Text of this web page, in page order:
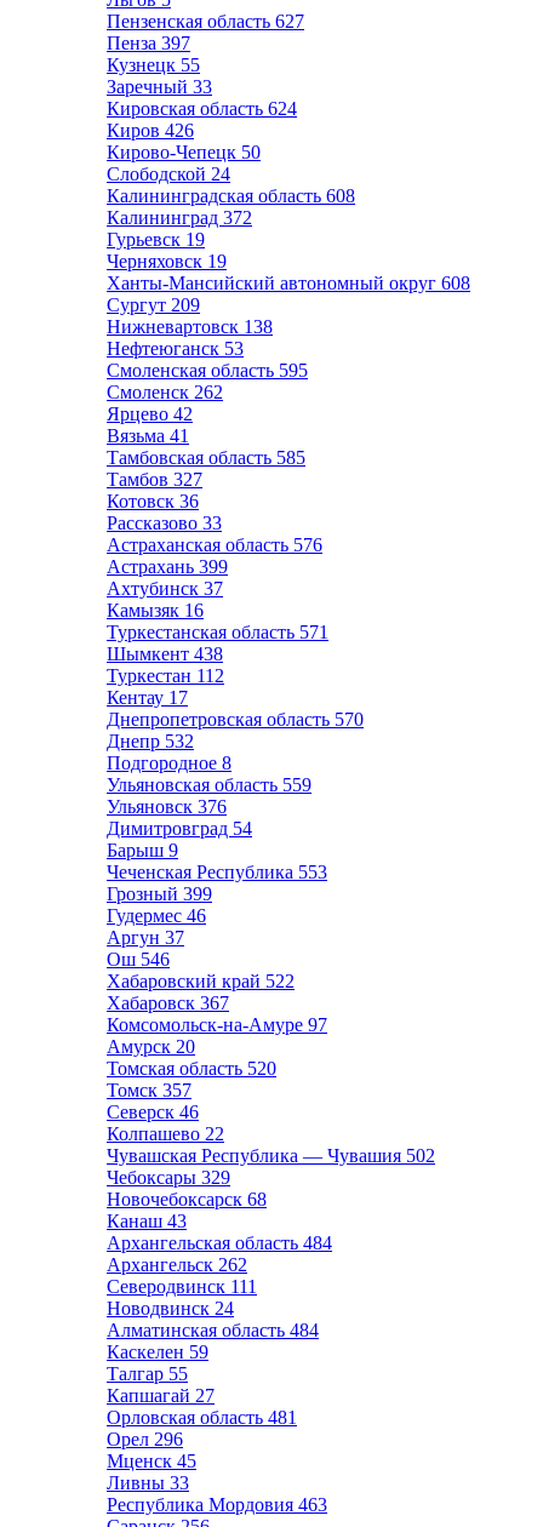
Пензенская область 627
Пенза 397
Кузнецк 55
Заречный 33
Кировская область 624
Киров 426
Кирово-Чепецк 50
Слободской 24
Калининградская область 608
Калининград 372
Гурьевск 19
Черняховск 19
Ханты-Мансийский автономный округ 608
Сургут 209
Нижневартовск 138
Нефтеюганск 53
Смоленская область 595
Смоленск 262
Ярцево 42
Вязьма 41
Тамбовская область 585
Тамбов 327
Котовск 36
Рассказово 33
Астраханская область 576
Астрахань 399
Ахтубинск 37
Камызяк 16
Туркестанская область 571
Шымкент 438
Туркестан 112
Кентау 17
Днепропетровская область 570
Днепр 532
Подгородное 8
Ульяновская область 559
Ульяновск 376
Димитровград 54
Барыш 9
Чеченская Республика 553
Грозный 399
Гудермес 46
Аргун 37
Ош 546
Хабаровский край 522
Хабаровск 367
Комсомольск-на-Амуре 97
Амурск 20
Томская область 520
Томск 357
Северск 46
Колпашево 22
Чувашская Республика — Чувашия 502
Чебоксары 329
Новочебоксарск 68
Канаш 43
Архангельская область 484
Архангельск 262
Северодвинск 111
Новодвинск 24
Алматинская область 484
Каскелен 59
Талгар 55
Капшагай 27
Орловская область 481
Орел 296
Мценск 45
Ливны 33
Республика Мордовия 463